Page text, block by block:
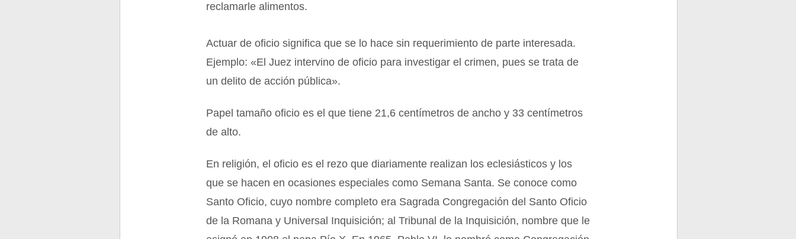
reclamarle alimentos.
Actuar de oficio significa que se lo hace sin requerimiento de parte interesada.
Ejemplo: «El Juez intervino de oficio para investigar el crimen, pues se trata de
un delito de acción pública».
Papel tamaño oficio es el que tiene 21,6 centímetros de ancho y 33 centímetros
de alto.
En religión, el oficio es el rezo que diariamente realizan los eclesiásticos y los
que se hacen en ocasiones especiales como Semana Santa. Se conoce como
Santo Oficio, cuyo nombre completo era Sagrada Congregación del Santo Oficio
de la Romana y Universal Inquisición; al Tribunal de la Inquisición, nombre que le